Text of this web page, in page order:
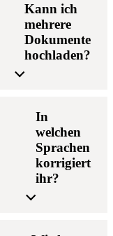
Kann ich
mehrere
Dokumente
hochladen?
In
welchen
Sprachen
korrigiert
ihr?